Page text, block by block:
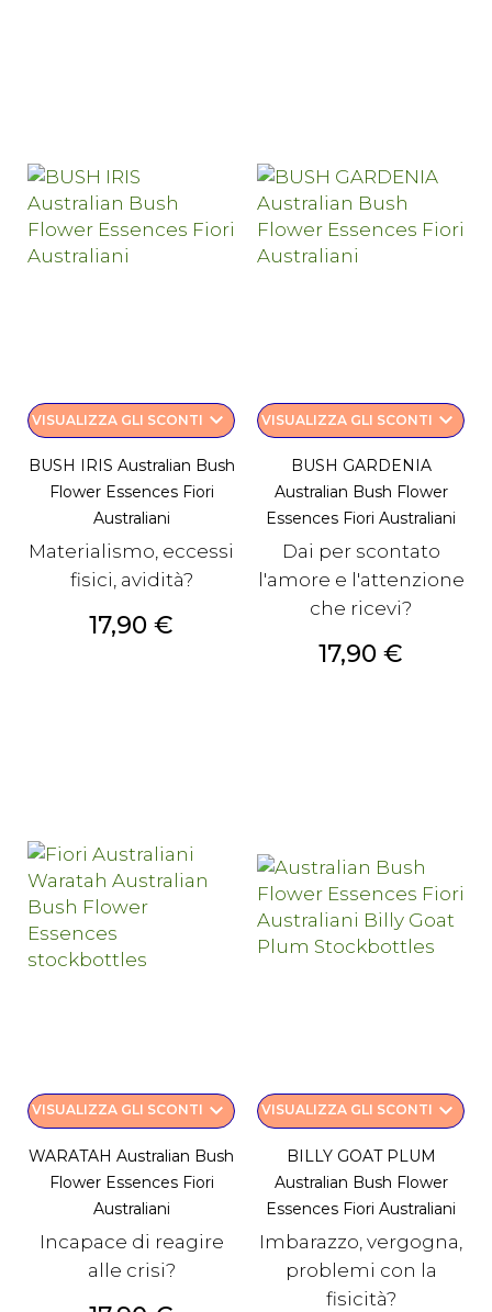
VISUALIZZA GLI SCONTI keyboard_arrow_down
BUSH IRIS Australian Bush
Flower Essences Fiori
Australiani
Materialismo, eccessi
fisici, avidità?
Prezzo
17,90 €
VISUALIZZA GLI SCONTI keyboard_arrow_down
BUSH GARDENIA
Australian Bush Flower
Essences Fiori Australiani
Dai per scontato
l'amore e l'attenzione
che ricevi?
Prezzo
17,90 €
VISUALIZZA GLI SCONTI keyboard_arrow_down
WARATAH Australian Bush
Flower Essences Fiori
Australiani
Incapace di reagire
alle crisi?
VISUALIZZA GLI SCONTI keyboard_arrow_down
BILLY GOAT PLUM
Australian Bush Flower
Essences Fiori Australiani
Imbarazzo, vergogna,
problemi con la
fisicità?